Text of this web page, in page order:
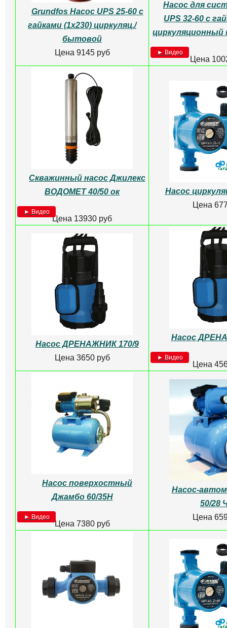
Grundfos Насос UPS 25-60 с
гайками (1х230) циркуляц./
бытовой
Цена 9145 руб
Насос для
UPS 32-60 с
► Видео
Цена
Скважинный насос Джилекс
ВОДОМЕТ 40/50 ок
► Видео
Цена 13930 руб
Насос
Цена
Насос ДРЕНАЖНИК 170/9
Цена 3650 руб
Насос
► Видео
Цена
Насос поверхостный
Джамбо 60/35Н
► Видео
Цена 7380 руб
Насос-
50/28
Цена